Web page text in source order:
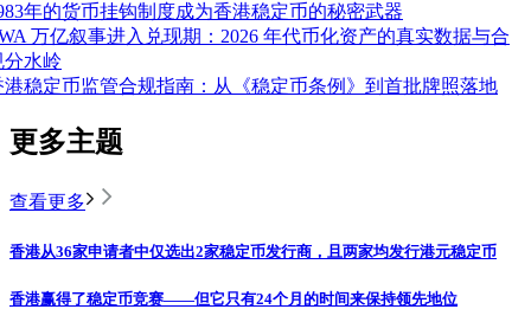
年的货币挂钩制度成为香港稳定币的秘密武器
万亿叙事进入兑现期：2026 年代币化资产的真实数据与合
分水岭
港稳定币监管合规指南：从《稳定币条例》到首批牌照落地
更多主题
查看更多
香港从36家申请者中仅选出2家稳定币发行商，且两家均发行港元稳定币
香港赢得了稳定币竞赛——但它只有24个月的时间来保持领先地位